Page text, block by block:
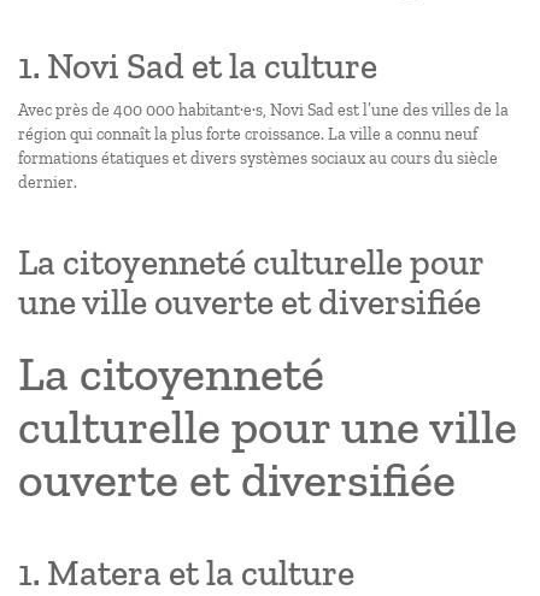
1. Novi Sad et la culture
Avec près de 400 000 habitant·e·s, Novi Sad est l’une des villes de la
région qui connaît la plus forte croissance. La ville a connu neuf
formations étatiques et divers systèmes sociaux au cours du siècle
dernier.
La citoyenneté culturelle pour
une ville ouverte et diversifiée
La citoyenneté
culturelle pour une ville
ouverte et diversifiée
1. Matera et la culture